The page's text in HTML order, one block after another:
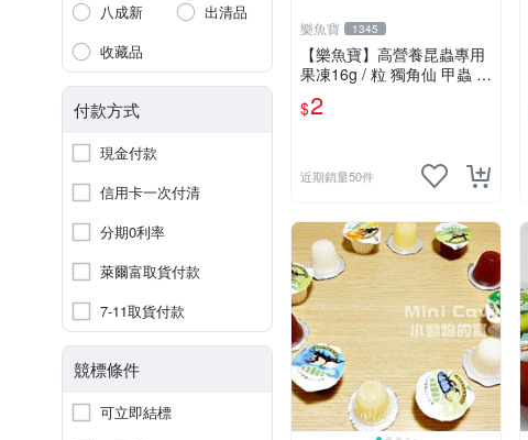
八成新
出清品
收藏品
付款方式
現金付款
信用卡一次付清
分期0利率
萊爾富取貨付款
7-11取貨付款
競標條件
可立即結標
樂魚寶 1345
【樂魚寶】高營養昆蟲專用
果凍16g / 粒 獨角仙 甲蟲 各
種昆蟲 果凍 (隨機出)
$2
近期銷量50件